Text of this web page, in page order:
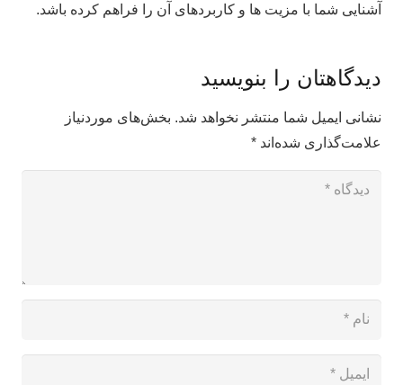
آشنایی شما با مزیت ها و کاربردهای آن را فراهم کرده باشد.
دیدگاهتان را بنویسید
نشانی ایمیل شما منتشر نخواهد شد. بخش‌های موردنیاز
علامت‌گذاری شده‌اند *